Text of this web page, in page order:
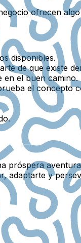
ofrecen
disponibles.
de que existe
en el buen camino.
el concepto
próspera
adaptarte y